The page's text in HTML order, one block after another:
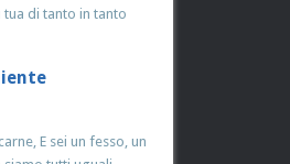
tua di tanto in tanto
E sei un fesso, un